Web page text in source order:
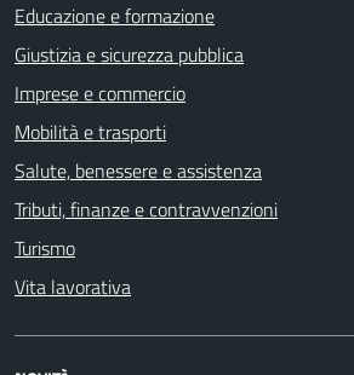
Educazione e formazione
Giustizia e sicurezza pubblica
Imprese e commercio
Mobilità e trasporti
Salute, benessere e assistenza
Tributi, finanze e contravvenzioni
Turismo
Vita lavorativa